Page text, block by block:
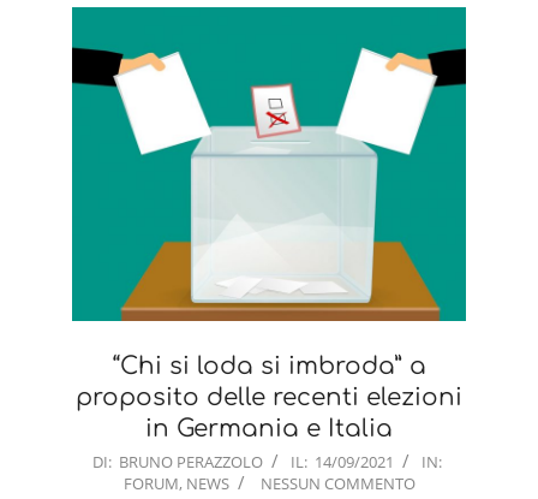
“Chi si loda si imbroda” a
proposito delle recenti elezioni
in Germania e Italia
2021-
DI: BRUNO PERAZZOLO IL: 14/09/2021
IN:
FORUM, NEWS NESSUN COMMENTO